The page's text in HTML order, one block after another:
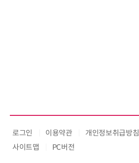
로그인 이용약관 개인정보취급방침
사이트맵
PC버전